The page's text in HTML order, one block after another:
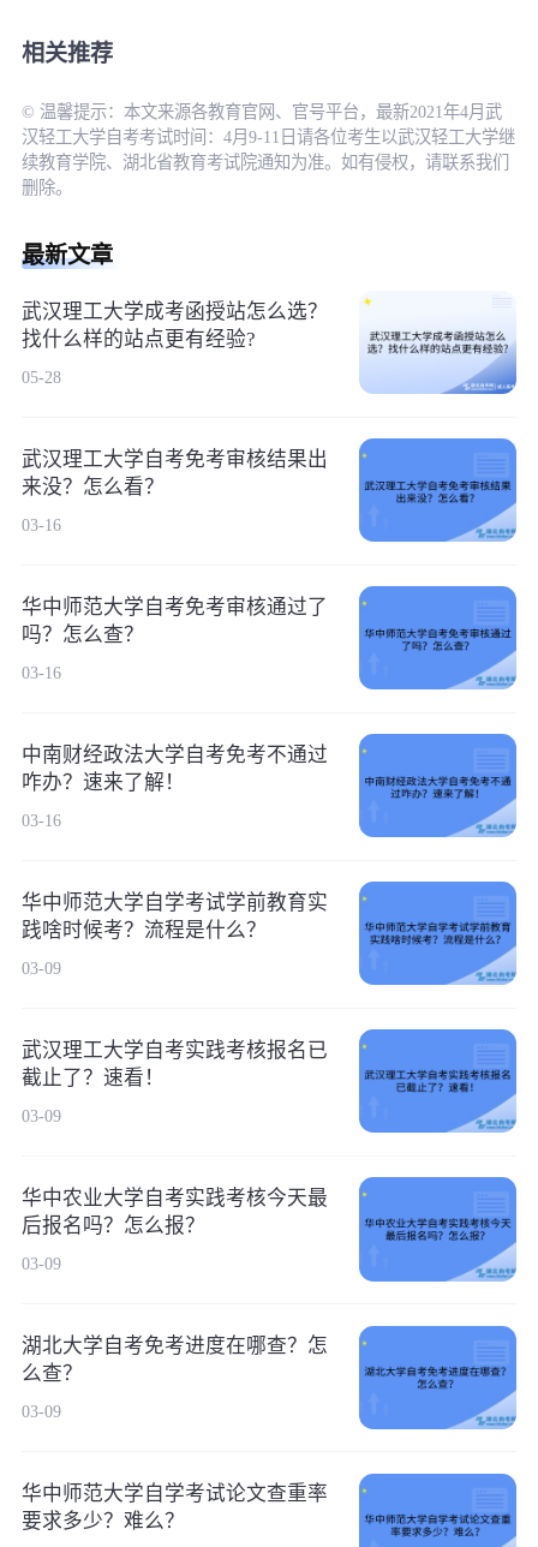
相关推荐
© 温馨提示：本文来源各教育官网、官号平台，最新2021年4月武
汉轻工大学自考考试时间：4月9-11日请各位考生以武汉轻工大学继
续教育学院、湖北省教育考试院通知为准。如有侵权，请联系我们
删除。
最新文章
武汉理工大学成考函授站怎么选？
找什么样的站点更有经验?
05-28
武汉理工大学自考免考审核结果出
来没？怎么看？
03-16
华中师范大学自考免考审核通过了
吗？怎么查？
03-16
中南财经政法大学自考免考不通过
咋办？速来了解！
03-16
华中师范大学自学考试学前教育实
践啥时候考？流程是什么？
03-09
武汉理工大学自考实践考核报名已
截止了？速看！
03-09
华中农业大学自考实践考核今天最
后报名吗？怎么报？
03-09
湖北大学自考免考进度在哪查？怎
么查？
03-09
华中师范大学自学考试论文查重率
要求多少？难么？